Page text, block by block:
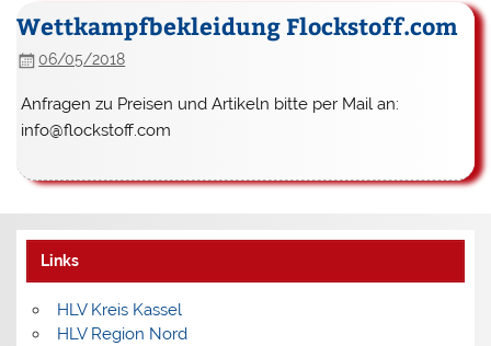
Wettkampfbekleidung Flockstoff.com
06/05/2018
Anfragen zu Preisen und Artikeln bitte per Mail an:
info@flockstoff.com
Links
HLV Kreis Kassel
HLV Region Nord